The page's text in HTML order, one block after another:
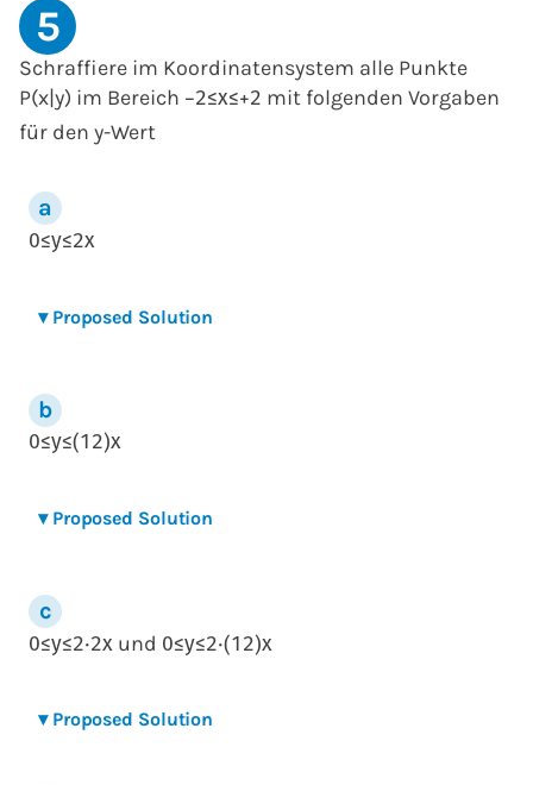
5
Schraffiere im Koordinatensystem alle Punkte
P(x|y) im Bereich −2≤x≤+2 mit folgenden Vorgaben
für den y-Wert
0≤y≤2x
▾ Proposed Solution
0≤y≤(1 2)x
▾ Proposed Solution
0≤y≤2⋅2x und 0≤y≤2⋅(1 2)x
▾ Proposed Solution